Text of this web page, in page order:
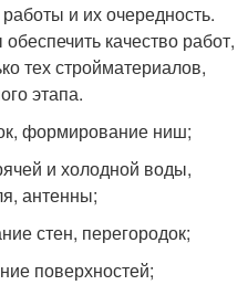
и их очередность.
качество работ,
тех стройматериалов,
этапа.
формирование ниш;
и холодной воды,
антенны;
стен, перегородок;
поверхностей;